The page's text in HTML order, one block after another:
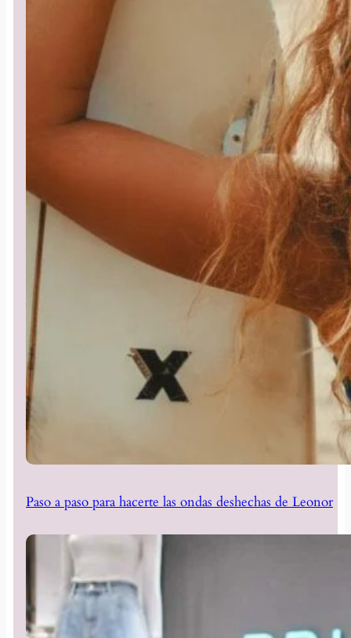
Paso a paso para hacerte las ondas deshechas de Leonor